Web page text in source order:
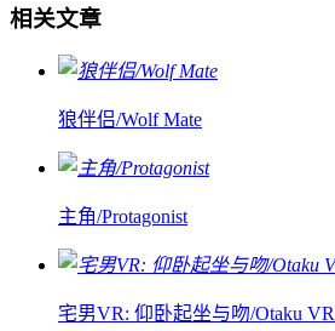
相关文章
狼伴侣/Wolf Mate
主角/Protagonist
宅男VR: 仰卧起坐与吻/Otaku